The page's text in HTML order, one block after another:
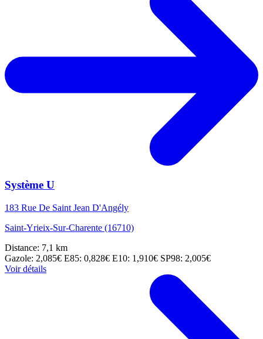
Système U
183 Rue De Saint Jean D'Angély
Saint-Yrieix-Sur-Charente (16710)
Distance: 7,1 km
Gazole: 2,085€ E85: 0,828€ E10: 1,910€ SP98: 2,005€
Voir détails